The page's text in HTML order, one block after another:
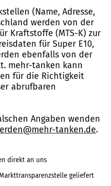
(Name, Adresse,
werden von der
Kraftstoffe (MTS-K) zur
für Super E10,
ebenfalls von der
mehr-tanken kann
für die Richtigkeit
abrufbaren
Angaben wenden
tanken.de.
direkt an uns
geliefert